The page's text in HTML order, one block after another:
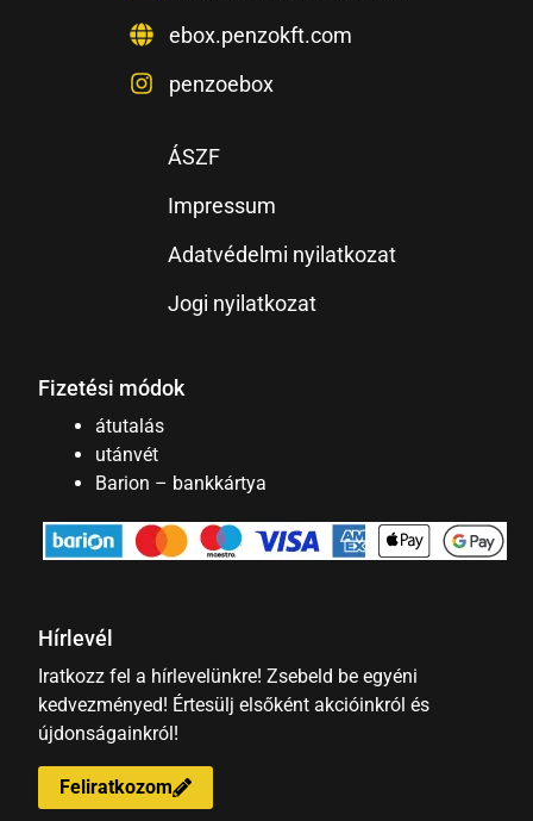
ebox.penzokft.com
penzoebox
ÁSZF
Impressum
Adatvédelmi nyilatkozat
Jogi nyilatkozat
Fizetési módok
átutalás
utánvét
Barion – bankkártya
Hírlevél
Iratkozz fel a hírlevelünkre! Zsebeld be egyéni
kedvezményed! Értesülj elsőként akcióinkról és
újdonságainkról!
Feliratkozom